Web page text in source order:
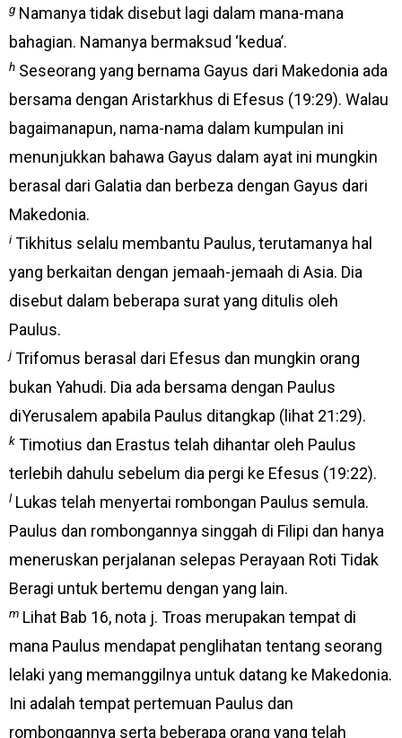
g Namanya tidak disebut lagi dalam mana-mana
bahagian. Namanya bermaksud ‘kedua’.
h Seseorang yang bernama Gayus dari Makedonia ada
bersama dengan Aristarkhus di Efesus (19:29). Walau
bagaimanapun, nama-nama dalam kumpulan ini
menunjukkan bahawa Gayus dalam ayat ini mungkin
berasal dari Galatia dan berbeza dengan Gayus dari
Makedonia.
i Tikhitus selalu membantu Paulus, terutamanya hal
yang berkaitan dengan jemaah-jemaah di Asia. Dia
disebut dalam beberapa surat yang ditulis oleh
Paulus.
j Trifomus berasal dari Efesus dan mungkin orang
bukan Yahudi. Dia ada bersama dengan Paulus
diYerusalem apabila Paulus ditangkap (lihat 21:29).
k Timotius dan Erastus telah dihantar oleh Paulus
terlebih dahulu sebelum dia pergi ke Efesus (19:22).
l Lukas telah menyertai rombongan Paulus semula.
Paulus dan rombongannya singgah di Filipi dan hanya
meneruskan perjalanan selepas Perayaan Roti Tidak
Beragi untuk bertemu dengan yang lain.
m Lihat Bab 16, nota j. Troas merupakan tempat di
mana Paulus mendapat penglihatan tentang seorang
lelaki yang memanggilnya untuk datang ke Makedonia.
Ini adalah tempat pertemuan Paulus dan
rombongannya serta beberapa orang yang telah